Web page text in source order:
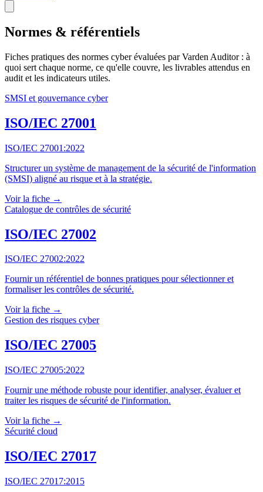
Normes & référentiels
Fiches pratiques des normes cyber évaluées par Varden Auditor : à
quoi sert chaque norme, ce qu'elle couvre, les livrables attendus en
audit et les indicateurs utiles.
SMSI et gouvernance cyber
ISO/IEC 27001
ISO/IEC 27001:2022
Structurer un système de management de la sécurité de l'information
(SMSI) aligné au risque et à la stratégie.
Voir la fiche →
Catalogue de contrôles de sécurité
ISO/IEC 27002
ISO/IEC 27002:2022
Fournir un référentiel de bonnes pratiques pour sélectionner et
formaliser les contrôles de sécurité.
Voir la fiche →
Gestion des risques cyber
ISO/IEC 27005
ISO/IEC 27005:2022
Fournir une méthode robuste pour identifier, analyser, évaluer et
traiter les risques de sécurité de l'information.
Voir la fiche →
Sécurité cloud
ISO/IEC 27017
ISO/IEC 27017:2015